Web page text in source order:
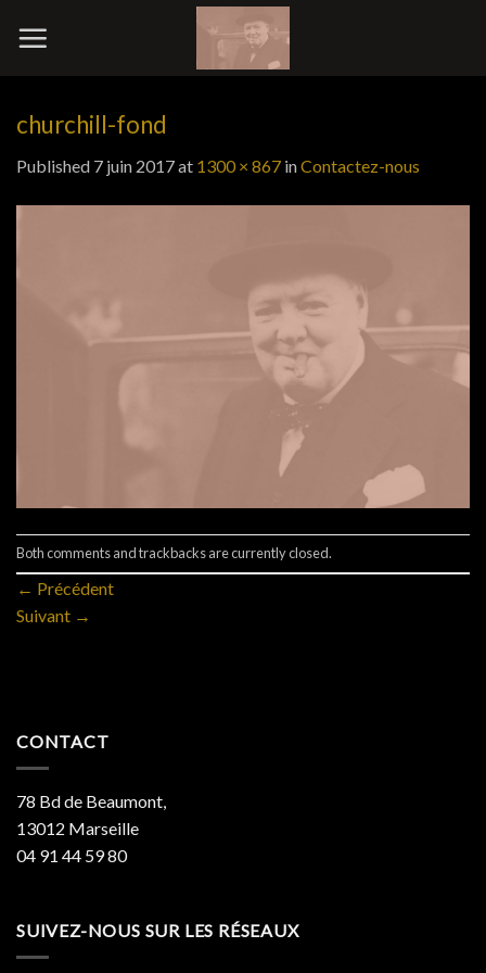
churchill-fond
Published 7 juin 2017at 1300 × 867 inContactez-nous
Both comments and trackbacks are currently closed.
← Précédent
Suivant →
CONTACT
78 Bd de Beaumont,
13012 Marseille
04 91 44 59 80
SUIVEZ-NOUS SUR LES RÉSEAUX